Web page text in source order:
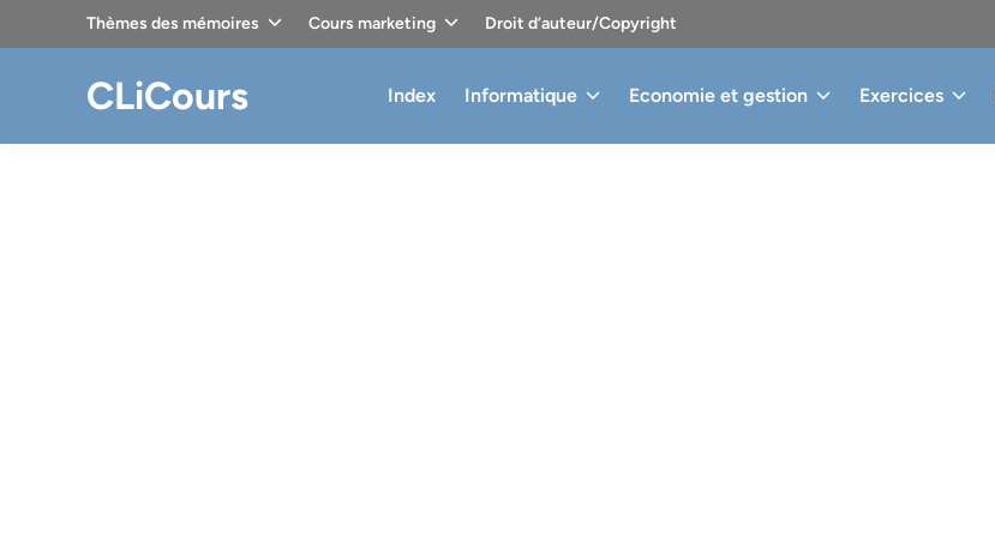
Thèmes des mémoires Cours marketing Droit d’auteur/Copyright
CLiCours Index Informatique Economie et gestion Exercices